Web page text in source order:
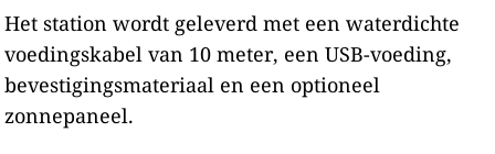
Het station wordt geleverd met een waterdichte
voedingskabel van 10 meter, een USB-voeding,
bevestigingsmateriaal en een optioneel
zonnepaneel.